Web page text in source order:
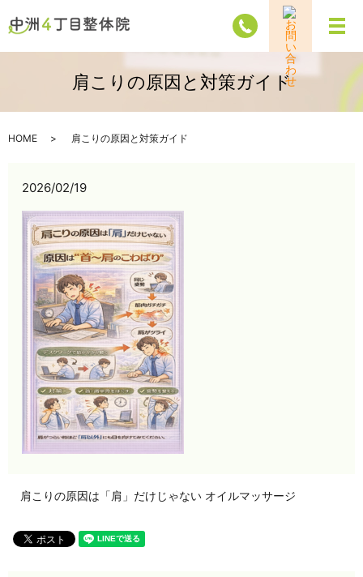
メ
肩こりの原因と対策ガイド
HOME 肩こりの原因と対策ガイド
2026/02/19
肩こりの原因は「肩」だけじゃない オイルマッサージ